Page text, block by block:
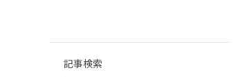
記事検索